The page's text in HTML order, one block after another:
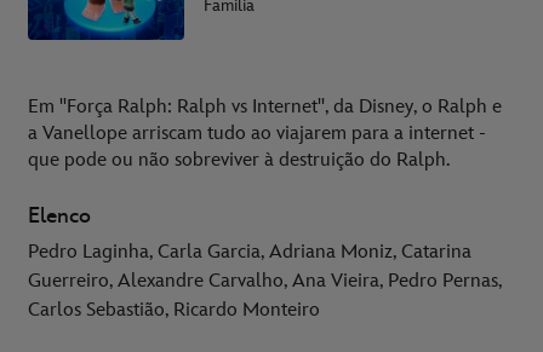
Família
Em "Força Ralph: Ralph vs Internet", da Disney, o Ralph e
a Vanellope arriscam tudo ao viajarem para a internet -
que pode ou não sobreviver à destruição do Ralph.
Elenco
Pedro Laginha, Carla Garcia, Adriana Moniz, Catarina
Guerreiro, Alexandre Carvalho, Ana Vieira, Pedro Pernas,
Carlos Sebastião, Ricardo Monteiro